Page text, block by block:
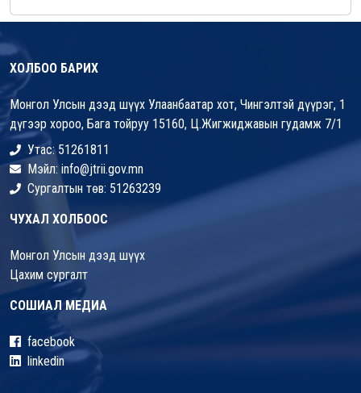
ХОЛБОО БАРИХ
Монгол Улсын дээд шүүх Улаанбаатар хот, Чингэлтэй дүүрэг, 1
дүгээр хороо, Бага тойруу 15160, Ц.Жигжиджавын гудамж 7/1
Утас: 51261811
Мэйл: info@jtrii.gov.mn
Сургалтын төв: 51263239
ЧУХАЛ ХОЛБООС
Монгол Улсын дээд шүүх
Цахим сургалт
СОШИАЛ МЕДИА
facebook
linkedin